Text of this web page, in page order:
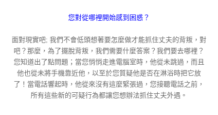
您對從哪裡開始感到困惑？
面對現實吧; 我們不會低頭想著要怎麼做才能抓住丈夫的背叛，對
吧？那麼，為了擺脫背叛，我們需要什麼答案？我們要去哪裡？
您知道出了點問題；當您悄悄走進電腦室時，他從未跳過，而且
他也從未將手機靠近他，以至於您質疑他是否在淋浴時把它放
了！當電話響起時，他從來沒有這麼緊張過，您接聽電話之前，
所有這些新的可疑行為都讓您想辦法抓住丈夫外遇。